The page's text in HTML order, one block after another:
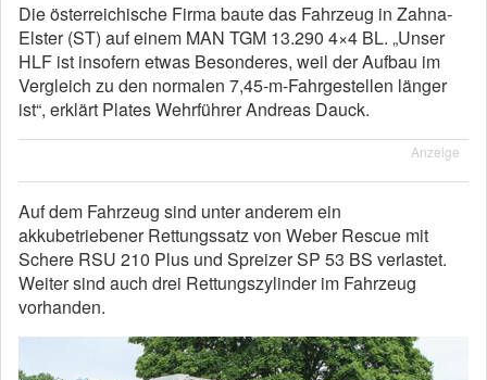
Die österreichische Firma baute das Fahrzeug in Zahna-
Elster (ST) auf einem MAN TGM 13.290 4×4 BL. „Unser
HLF ist insofern etwas Besonderes, weil der Aufbau im
Vergleich zu den normalen 7,45-m-Fahrgestellen länger
ist“, erklärt Plates Wehrführer Andreas Dauck.
Anzeige
Auf dem Fahrzeug sind unter anderem ein
akkubetriebener Rettungssatz von Weber Rescue mit
Schere RSU 210 Plus und Spreizer SP 53 BS verlastet.
Weiter sind auch drei Rettungszylinder im Fahrzeug
vorhanden.